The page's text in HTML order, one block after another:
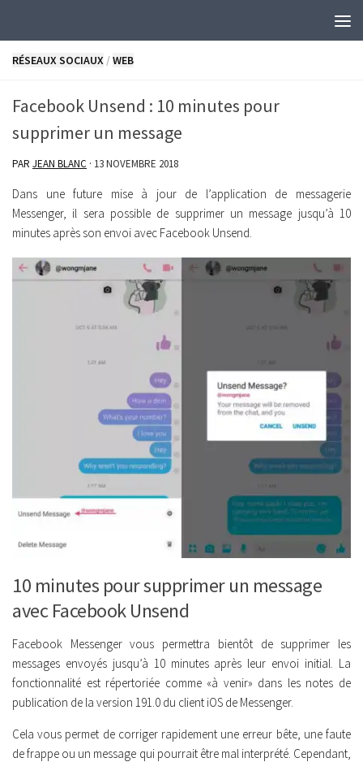
RÉSEAUX SOCIAUX /WEB
Facebook Unsend : 10 minutes pour
supprimer un message
PAR JEAN BLANC · 13 NOVEMBRE 2018
Dans une future mise à jour de l’application de messagerie
Messenger, il sera possible de supprimer un message jusqu’à 10
minutes après son envoi avec Facebook Unsend.
10 minutes pour supprimer un message
avec Facebook Unsend
Facebook Messenger vous permettra bientôt de supprimer les
messages envoyés jusqu’à 10 minutes après leur envoi initial. La
fonctionnalité est répertoriée comme «à venir» dans les notes de
publication de la version 191.0 du client iOS de Messenger.
Cela vous permet de corriger rapidement une erreur bête, une faute
de frappe ou un message qui pourrait être mal interprété. Cependant,